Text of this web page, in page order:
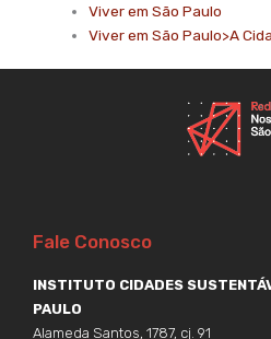
Viver em São Paulo
Viver em São Paulo>A
Fale Conosco
INSTITUTO CIDADES
PAULO
Alameda Santos, 1787, cj. 91